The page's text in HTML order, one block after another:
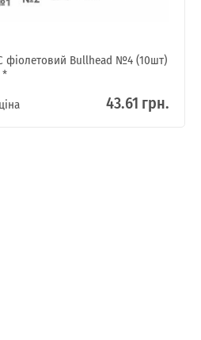
фіолетовий Bullhead №4 (10шт)
43.61 грн.